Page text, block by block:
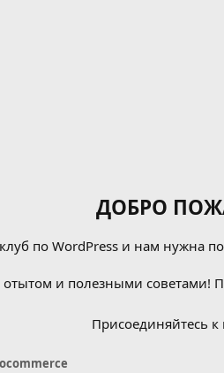
ДОБРО
по WordPress и нам нужна
и полезными советами!
Присоединяйтесь